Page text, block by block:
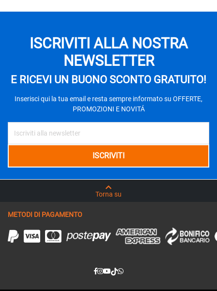
ISCRIVITI ALLA NOSTRA
NEWSLETTER
E RICEVI UN BUONO SCONTO GRATUITO!
Inserisci qui la tua email e resta sempre informato su OFFERTE,
PROMOZIONI E NOVITÁ
Torna su
METODI DI PAGAMENTO